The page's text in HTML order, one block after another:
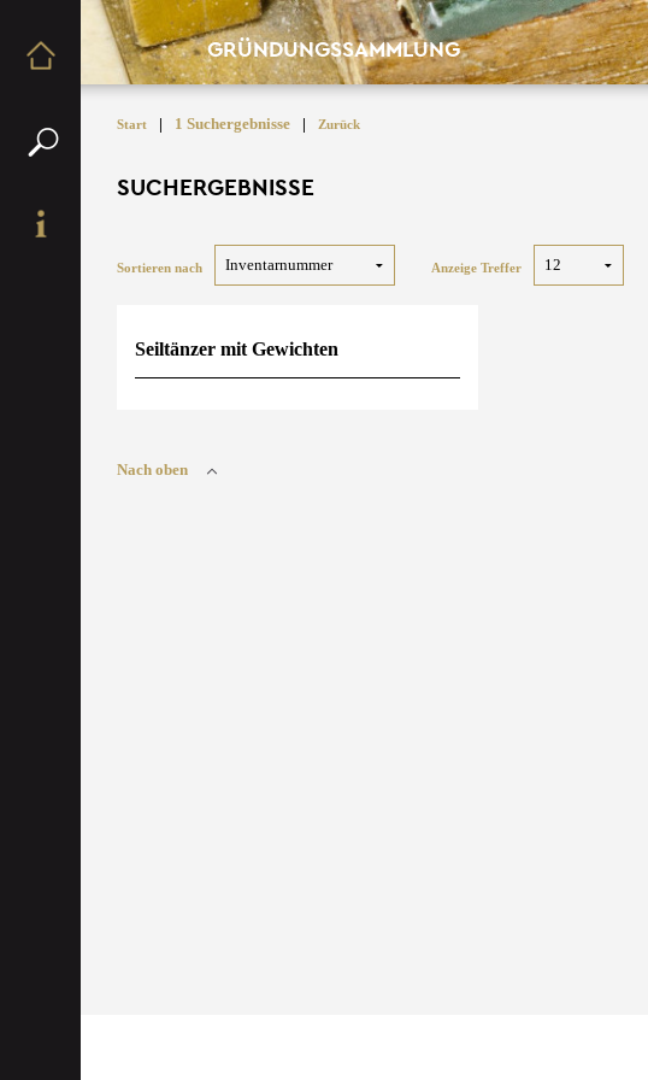
GRÜNDUNGSSAMMLUNG
Start | 1 Suchergebnisse | Zurück
SUCHERGEBNISSE
Sortieren nach Anzeige Treffer
Seiltänzer mit Gewichten
Nach oben